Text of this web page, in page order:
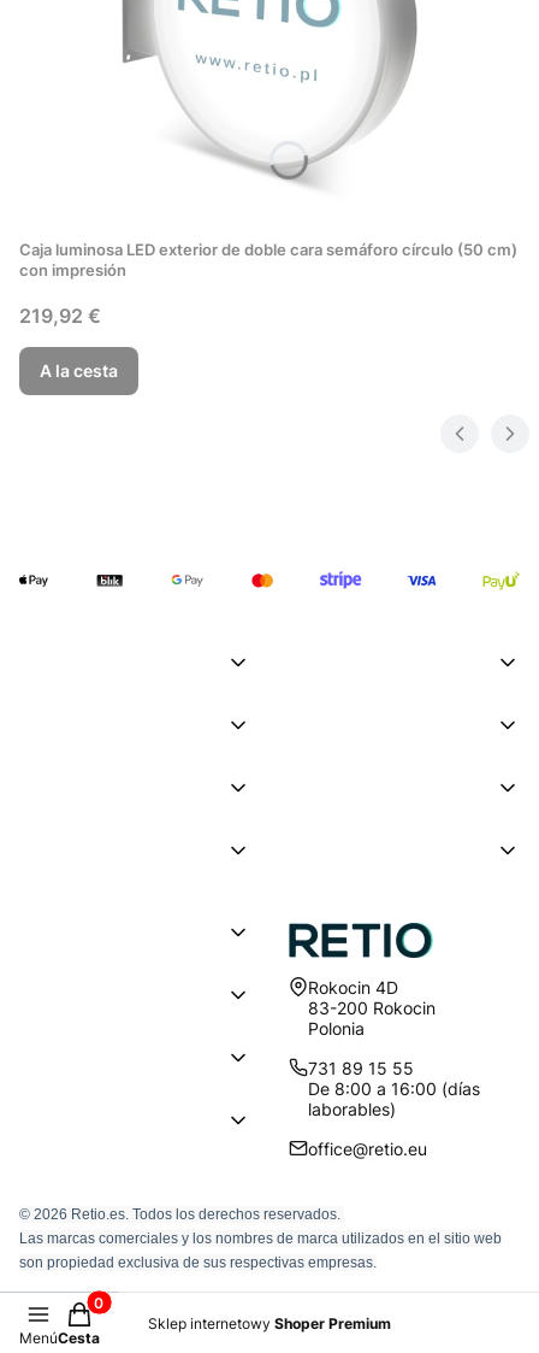
Caja luminosa LED exterior de doble cara semáforo círculo (50 cm)
con impresión
Precio
219,92 €
A la cesta
Dirección:
Rokocin 4D
83-200 Rokocin
Polonia
731 89 15 55
De 8:00 a 16:00 (días
laborables)
office@retio.eu
© 2026 Retio.es. Todos los derechos reservados.
Las marcas comerciales y los nombres de marca utilizados en el sitio web
son propiedad exclusiva de sus respectivas empresas.
Sklep internetowy Shoper Premium
Menú
Productos en la cesta: 0. Ver detalles
Cesta